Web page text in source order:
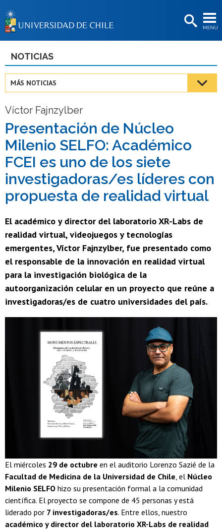
MENÚ
BIBLIOTECAS
Estudiantes
Funcionarias/os
Egresadas/os
NOTICIAS
MÁS NOTICIAS
Víctor Fajnzylber
Presentación de Núcleo
Milenio SELFO: Académico
FCEI es uno de los siete
investigadoras/es líderes con
propuesta de realidad virtual
El académico y director del laboratorio XR-Labs de
realidad virtual, videojuegos y tecnologías
emergentes, Víctor Fajnzylber, fue presentado como
el responsable de la innovación en realidad virtual
para la investigación biológica de la
autoorganización celular en un proyecto que reúne a
investigadoras/es de cuatro universidades del país.
El miércoles 29 de octubre en el auditorio Lorenzo Sazié de la
Facultad de Medicina de la Universidad de Chile, el Núcleo
Milenio SELFO hizo su presentación formal a la comunidad
científica. El proyecto se compone de 45 personas y está
liderado por 7 investigadoras/es. Entre ellos, nuestro
académico y director del laboratorio XR-Labs de realidad